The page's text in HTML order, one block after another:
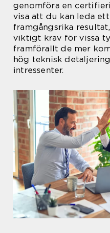
genomföra en
visa att du kan leda
framgångsrika
viktigt krav för vissa
framförallt de mer
hög teknisk
intressenter.